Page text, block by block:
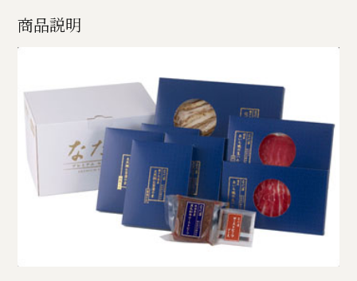
商品説明